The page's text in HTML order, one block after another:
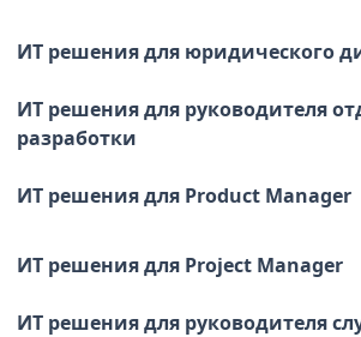
ИТ решения для юридического
ИТ решения для руководителя
разработки
ИТ решения для Product Manager
ИТ решения для Project Manager
ИТ решения для руководителя